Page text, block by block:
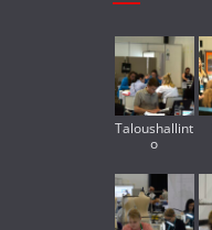
Taloushallint
o